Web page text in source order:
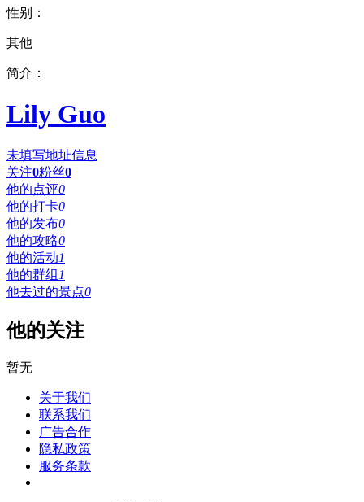
性别：
其他
简介：
Lily Guo
未填写地址信息
关注0粉丝0
他的点评0
他的打卡0
他的发布0
他的攻略0
他的活动1
他的群组 1
他去过的景点0
他的关注
暂无
关于我们
联系我们
广告合作
隐私政策
服务条款